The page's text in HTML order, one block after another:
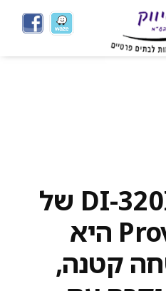
DI-320IPSN-28-V2 של
חברת Provision היא
קטנה,